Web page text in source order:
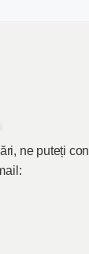
ne puteți